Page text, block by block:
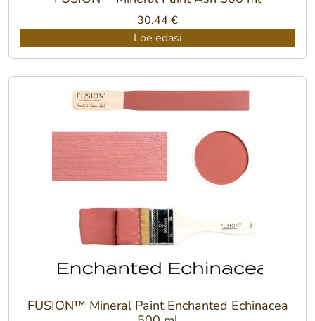
30.44 €
Loe edasi
FUSION™ Mineral Paint Enchanted Echinacea